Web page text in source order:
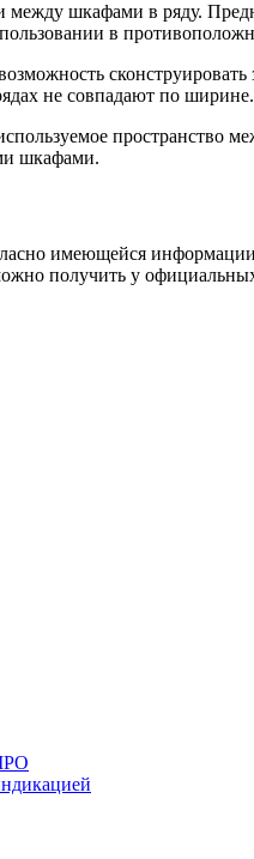
между шкафами в ряду.
в
не совпадают по
шкафами.
имеющейся
получить у